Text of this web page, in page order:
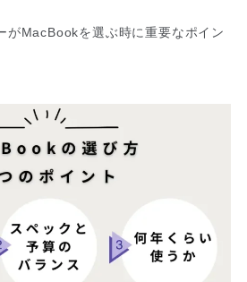
がMacBookを選ぶ時に重要なポイン